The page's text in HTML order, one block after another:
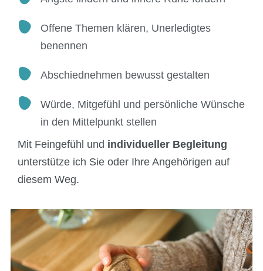
Offene Themen klären, Unerledigtes
benennen
Abschiednehmen bewusst gestalten
Würde, Mitgefühl und persönliche Wünsche
in den Mittelpunkt stellen
Mit Feingefühl und individueller Begleitung
unterstütze ich Sie oder Ihre Angehörigen auf
diesem Weg.